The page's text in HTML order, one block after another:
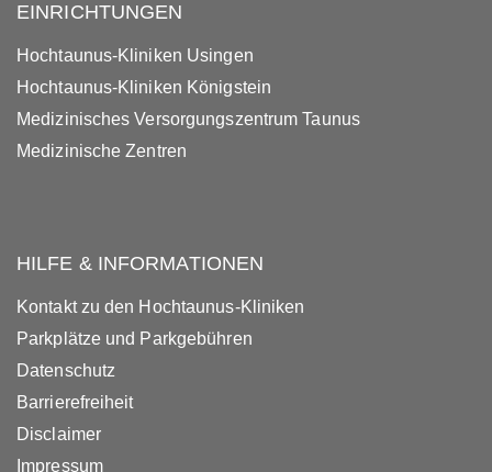
EINRICHTUNGEN
Hochtaunus-Kliniken Usingen
Hochtaunus-Kliniken Königstein
Medizinisches Versorgungszentrum Taunus
Medizinische Zentren
HILFE & INFORMATIONEN
Kontakt zu den Hochtaunus-Kliniken
Parkplätze und Parkgebühren
Datenschutz
Barrierefreiheit
Disclaimer
Impressum